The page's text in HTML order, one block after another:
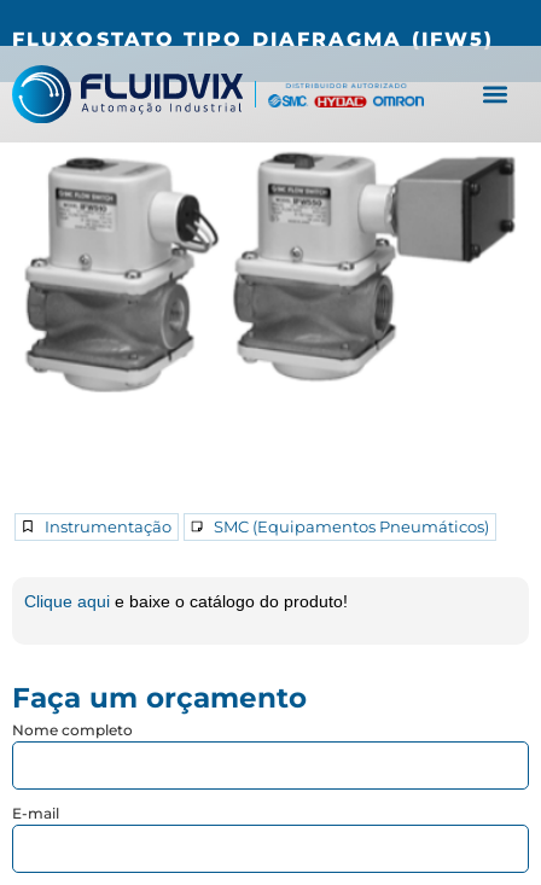
FLUXOSTATO TIPO DIAFRAGMA (IFW5)
Instrumentação SMC (Equipamentos Pneumáticos)
Clique aqui e baixe o catálogo do produto!
Faça um orçamento
Nome completo
E-mail